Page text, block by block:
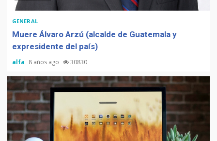
GENERAL
Muere Álvaro Arzú (alcalde de Guatemala y
expresidente del país)
alfa 8 años ago 30830